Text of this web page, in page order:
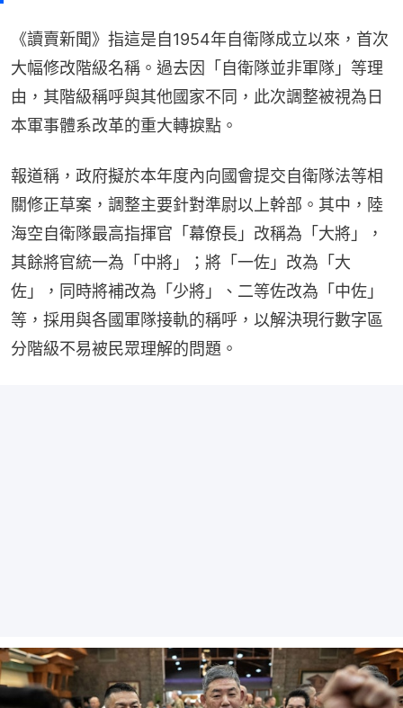
《讀賣新聞》指這是自1954年自衛隊成立以來，首次
大幅修改階級名稱。過去因「自衛隊並非軍隊」等理
由，其階級稱呼與其他國家不同，此次調整被視為日
本軍事體系改革的重大轉捩點。
報道稱，政府擬於本年度內向國會提交自衛隊法等相
關修正草案，調整主要針對準尉以上幹部。其中，陸
海空自衛隊最高指揮官「幕僚長」改稱為「大將」，
其餘將官統一為「中將」；將「一佐」改為「大
佐」，同時將補改為「少將」、二等佐改為「中佐」
等，採用與各國軍隊接軌的稱呼，以解決現行數字區
分階級不易被民眾理解的問題。